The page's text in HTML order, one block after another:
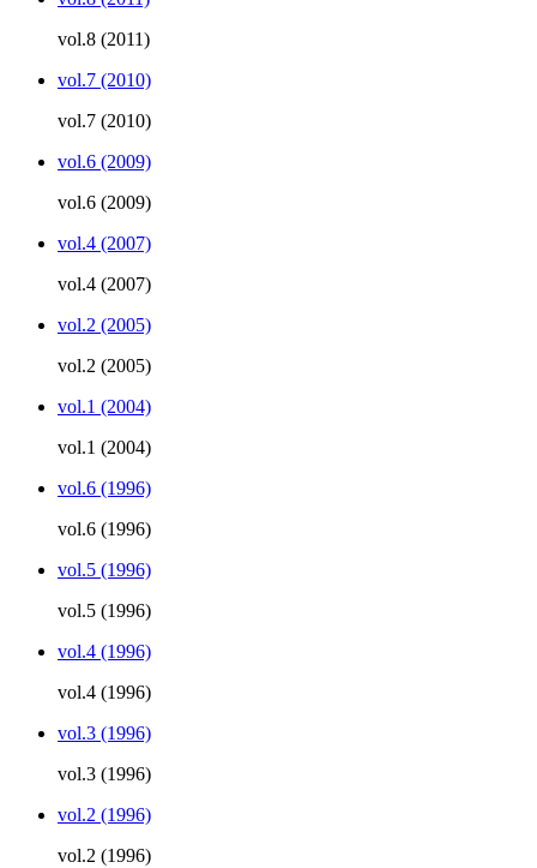
vol.8 (2011)
vol.7 (2010)
vol.7 (2010)
vol.6 (2009)
vol.6 (2009)
vol.4 (2007)
vol.4 (2007)
vol.2 (2005)
vol.2 (2005)
vol.1 (2004)
vol.1 (2004)
vol.6 (1996)
vol.6 (1996)
vol.5 (1996)
vol.5 (1996)
vol.4 (1996)
vol.4 (1996)
vol.3 (1996)
vol.3 (1996)
vol.2 (1996)
vol.2 (1996)